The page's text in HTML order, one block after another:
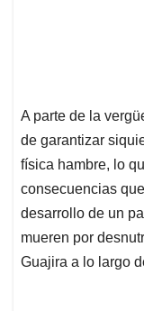
A parte de la
de garantizar
física hambre, lo
consecuencias
desarrollo de un
mueren por
Guajira a lo largo